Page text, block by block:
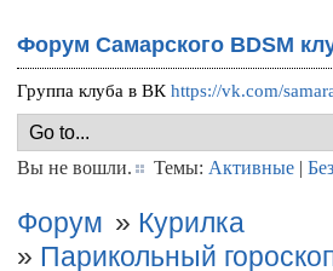
Форум Самарского BDSM
Группа клуба в ВКhttps://vk.com/
Вы не вошли. Темы: Активные |
Форум » Курилка
» Парикольный